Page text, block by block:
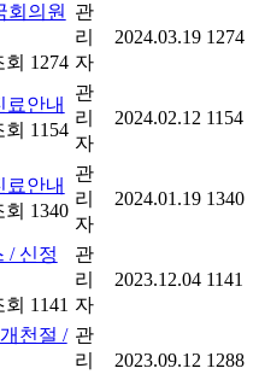
회의원
회 1274
관
리
자
2024.03.19 1274
안내
회 1154
관
리
자
2024.02.12 1154
안내
회 1340
관
리
자
2024.01.19 1340
/ 신정
회 1141
관
리
자
2023.12.04 1141
천절 / 관
리
2023.09.12 1288